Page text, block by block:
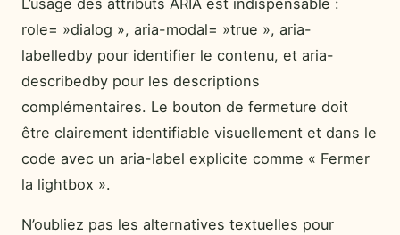
role= »dialog », aria-modal= »true », aria-
labelledby pour identifier le contenu, et aria-
describedby pour les descriptions
complémentaires. Le bouton de fermeture doit
être clairement identifiable visuellement et dans le
code avec un aria-label explicite comme « Fermer
la lightbox ».
N’oubliez pas les alternatives textuelles pour